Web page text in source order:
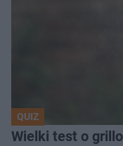
QUIZ
Wielki test o